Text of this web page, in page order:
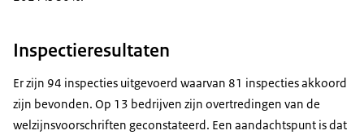
Inspectieresultaten
Er zijn 94 inspecties uitgevoerd waarvan 81 inspecties akkoord
zijn bevonden. Op 13 bedrijven zijn overtredingen van de
welzijnsvoorschriften geconstateerd. Een aandachtspunt is dat